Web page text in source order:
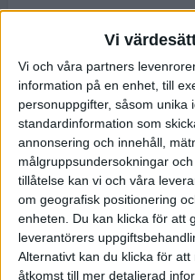
Vi
Vi och våra partners
information på en enhet, till
personuppgifter, såsom unika
standardinformation som
annonsering och innehåll,
målgruppsundersokningar
tillåtelse kan vi och våra
om geografisk positionering
enheten. Du kan klicka för att
leverantörers
Alternativt kan du klicka för
åtkomst till mer detaljerad